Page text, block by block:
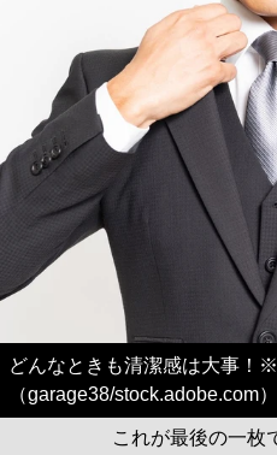
どんなときも清潔感は大事！
（garage38/stock.adobe.com）
これが最後の一枚